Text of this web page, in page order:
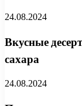
24.08.2024
Вкусные
сахара
24.08.2024